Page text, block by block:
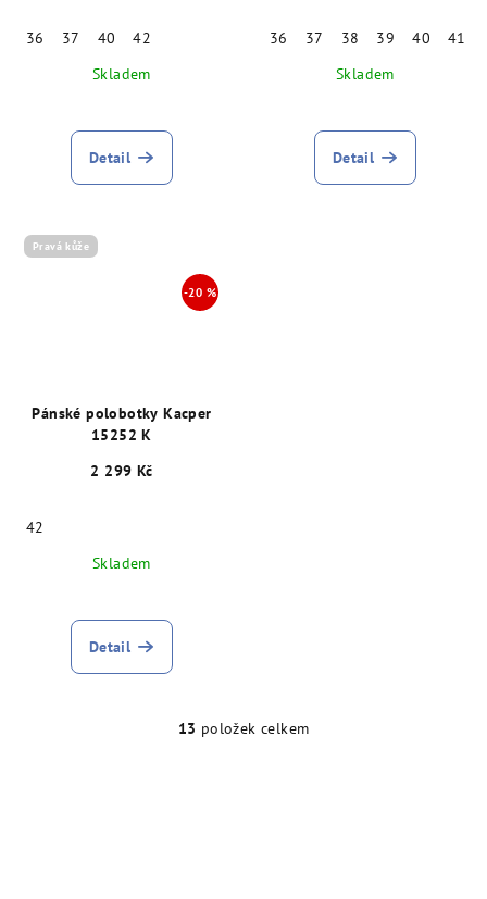
36 37 40
42
Skladem
Detail
36 37 38 39 40 41
Skladem
Detail
Pravá kůže
Pánské polobotky Kacper
15252 K
2 299 Kč
42
Skladem
Detail
O
13 položek celkem